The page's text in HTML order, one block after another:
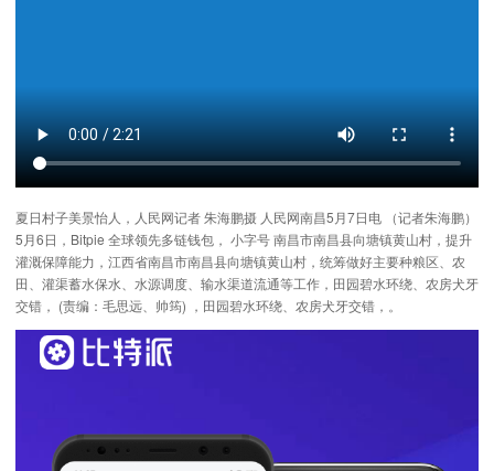
夏日村子美景怡人，人民网记者 朱海鹏摄 人民网南昌5月7日电 （记者朱海鹏）
5月6日，Bitpie 全球领先多链钱包， 小字号 南昌市南昌县向塘镇黄山村，提升
灌溉保障能力，江西省南昌市南昌县向塘镇黄山村，统筹做好主要种粮区、农
田、灌渠蓄水保水、水源调度、输水渠道流通等工作，田园碧水环绕、农房犬牙
交错， (责编：毛思远、帅筠) ，田园碧水环绕、农房犬牙交错，。